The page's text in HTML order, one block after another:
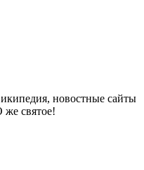
новостные сайты
святое!